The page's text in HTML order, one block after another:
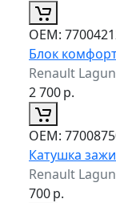
ОЕМ:
Блок
Renault
2 700р.
ОЕМ:
Катушка
Renault
700р.